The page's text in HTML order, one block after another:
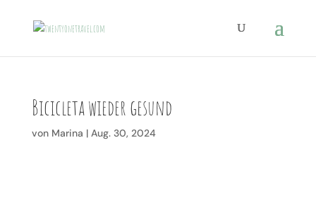
Bicicleta wieder gesund
von Marina | Aug. 30, 2024